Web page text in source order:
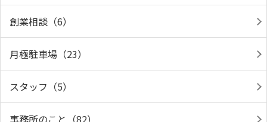
創業相談（6）
月極駐車場（23）
スタッフ（5）
事務所のこと（82）